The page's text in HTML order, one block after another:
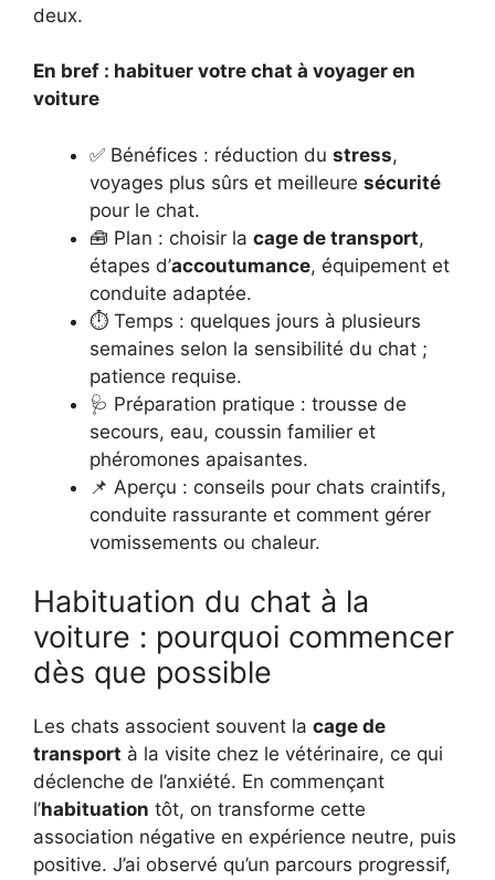
deux.
En bref : habituer votre chat à voyager en
voiture
✅ Bénéfices : réduction du stress,
voyages plus sûrs et meilleure sécurité
pour le chat.
🧰 Plan : choisir la cage de transport,
étapes d’accoutumance, équipement et
conduite adaptée.
⏱️ Temps : quelques jours à plusieurs
semaines selon la sensibilité du chat ;
patience requise.
🩺 Préparation pratique : trousse de
secours, eau, coussin familier et
phéromones apaisantes.
📌 Aperçu : conseils pour chats craintifs,
conduite rassurante et comment gérer
vomissements ou chaleur.
Habituation du chat à la
voiture : pourquoi commencer
dès que possible
Les chats associent souvent la cage de
transport à la visite chez le vétérinaire, ce qui
déclenche de l’anxiété. En commençant
l’habituation tôt, on transforme cette
association négative en expérience neutre, puis
positive. J’ai observé qu’un parcours progressif,